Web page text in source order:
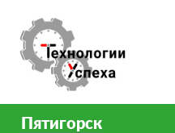
Пятигорск